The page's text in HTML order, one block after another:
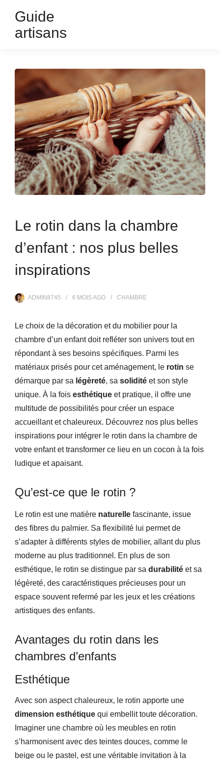
Guide
artisans
Le rotin dans la chambre
d’enfant : nos plus belles
inspirations
ADMIN8745 6 MOISAGO CHAMBRE
Le choix de la décoration et du mobilier pour la
chambre d’un enfant doit refléter son univers tout en
répondant à ses besoins spécifiques. Parmi les
matériaux prisés pour cet aménagement, le rotin se
démarque par sa légèreté, sa solidité et son style
unique. À la fois esthétique et pratique, il offre une
multitude de possibilités pour créer un espace
accueillant et chaleureux. Découvrez nos plus belles
inspirations pour intégrer le rotin dans la chambre de
votre enfant et transformer ce lieu en un cocon à la fois
ludique et apaisant.
Qu’est-ce que le rotin ?
Le rotin est une matière naturelle fascinante, issue
des fibres du palmier. Sa flexibilité lui permet de
s’adapter à différents styles de mobilier, allant du plus
moderne au plus traditionnel. En plus de son
esthétique, le rotin se distingue par sa durabilité et sa
légèreté, des caractéristiques précieuses pour un
espace souvent refermé par les jeux et les créations
artistiques des enfants.
Avantages du rotin dans les
chambres d’enfants
Esthétique
Avec son aspect chaleureux, le rotin apporte une
dimension esthétique qui embellit toute décoration.
Imaginer une chambre où les meubles en rotin
s’harmonisent avec des teintes douces, comme le
beige ou le pastel, est une véritable invitation à la